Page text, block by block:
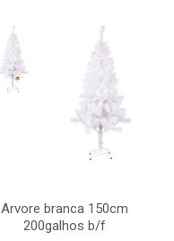
Arvore branca 150cm
200galhos b/f